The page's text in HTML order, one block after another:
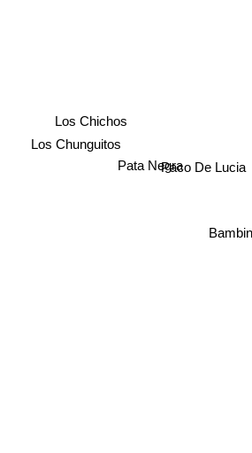
Paco De Lucia
Pata Negra
Los Chunguitos
Los Chichos
Bambino